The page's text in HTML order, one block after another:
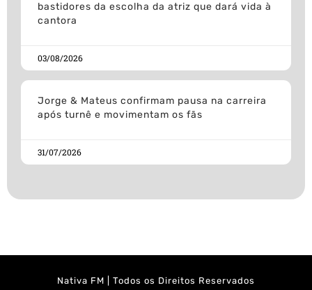
bastidores da escolha da atriz que dará vida à
cantora
03/08/2026
Jorge & Mateus confirmam pausa na carreira
após turnê e movimentam os fãs
31/07/2026
Nativa FM | Todos os Direitos Reservados